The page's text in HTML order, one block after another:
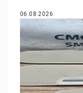
06.08.2026